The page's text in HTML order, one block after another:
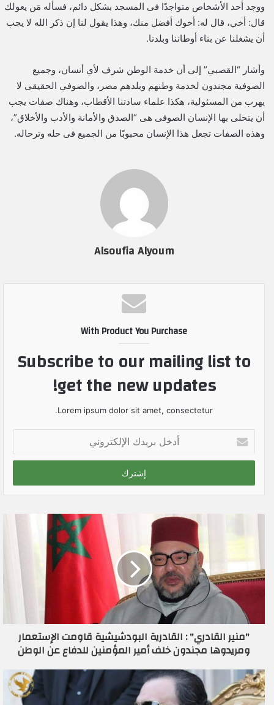
ووجد أحد الأشخاص متواجدًا فى المسجد بشكل دائم، فسأله مَن يعولك
قال: أخي، قال له: أخوك أفضل منك، وهذا يقول لنا إن ذكر الله لا يجب
أن يشغلنا عن بناء أوطاننا وبلدنا.
وأشار “القصبي” إلى أن خدمة الوطن شرف لأي أنسان، وجميع
الصوفية مجندون لخدمة وطنهم وبلدهم مصر، والصوفي الحقيقى لا
يهرب من المسئولية، هكذا علماء سادتنا الأقطاب، وهناك صفات يجب
أن يتحلى بها الإنسان الصوفى هى “الصدق والأمانة والأدب والأخلاق”،
وهذه الصفات تجعل هذا الإنسان محبوبًا من الجميع فى حله وترحاله.
Alsoufia Alyoum
With Product You Purchase
Subscribe to our mailing list to
get the new updates!
Lorem ipsum dolor sit amet, consectetur.
خ
ب
إ
ل
"منير القادري" : القادرية البودشيشية قاومت الإستعمار
ومريدوها مجندون خلف أمير المؤمنين للدفاع عن الوطن